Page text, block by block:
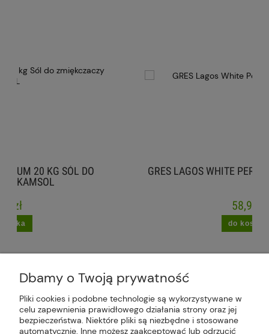
GRES LAGOS WHITE PERLA STANIN 60X120
Plus Market Sp. z o.o. | Zakręcie 2K, 22-300
Krasnystaw, woj. lubelskie | sklep@plus-market.pl
Dbamy o Twoją prywatność
Pliki cookies i podobne technologie są wykorzystywane w
celu zapewnienia prawidłowego działania strony oraz jej
bezpieczeństwa. Niektóre pliki są niezbędne i stosowane
automatycznie. Inne możesz zaakceptować lub odrzucić